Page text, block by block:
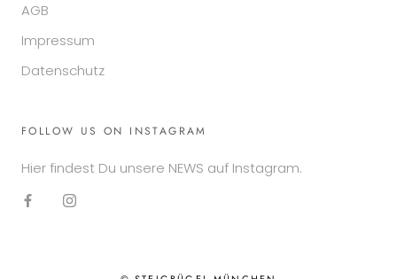
AGB
Impressum
Datenschutz
FOLLOW US ON INSTAGRAM
Hier findest Du unsere NEWS auf Instagram.